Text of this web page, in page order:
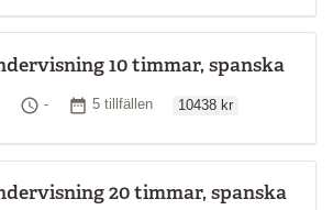
10 timmar, spanska
Startdatum
Tid
- Antal tillfällen
5 tillfällen 10438 kr
20 timmar, spanska